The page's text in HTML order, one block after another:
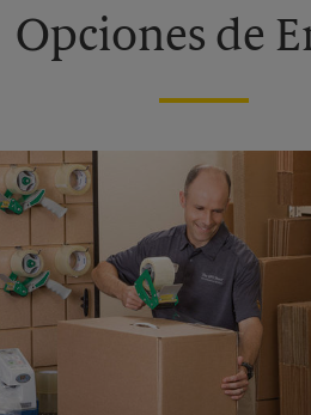
Opciones de